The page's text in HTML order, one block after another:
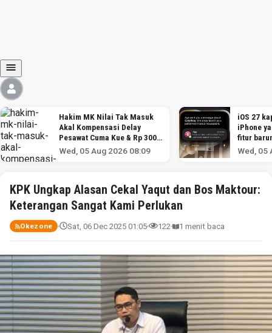
Hakim MK Nilai Tak Masuk
Akal Kompensasi Delay
Pesawat Cuma Kue & Rp 300
Ribu
Wed, 05 Aug 2026 08:09
iOS 27
iPhone
fitur
Wed, 05
KPK Ungkap Alasan Cekal Yaqut dan Bos Maktour:
Keterangan Sangat Kami Perlukan
Okezone Sat, 06 Dec 2025 01:05 122 1 menit baca